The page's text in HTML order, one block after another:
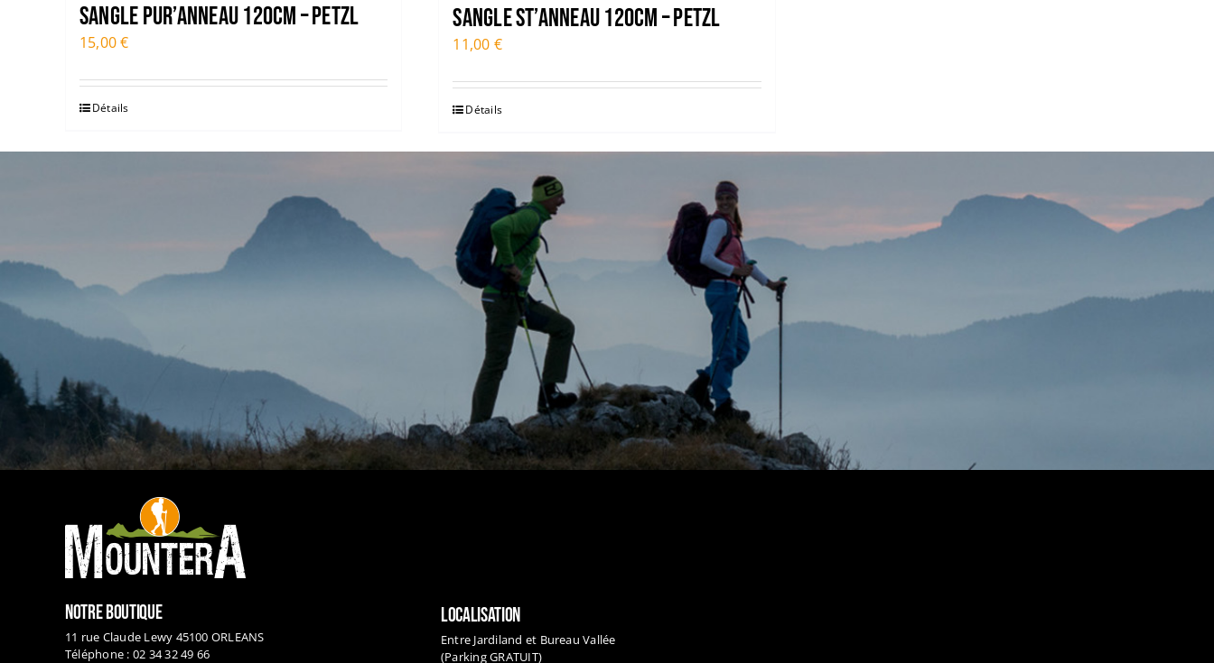
Sangle Pur’Anneau 120cm – PETZL
15,00€
Détails
Sangle St’Anneau 120cm – PETZL
11,00 €
Détails
NOTRE BOUTIQUE
11 rue Claude Lewy 45100 ORLEANS
Téléphone : 02 34 32 49 66
LOCALISATION
Entre Jardiland et Bureau Vallée
(Parking GRATUIT)